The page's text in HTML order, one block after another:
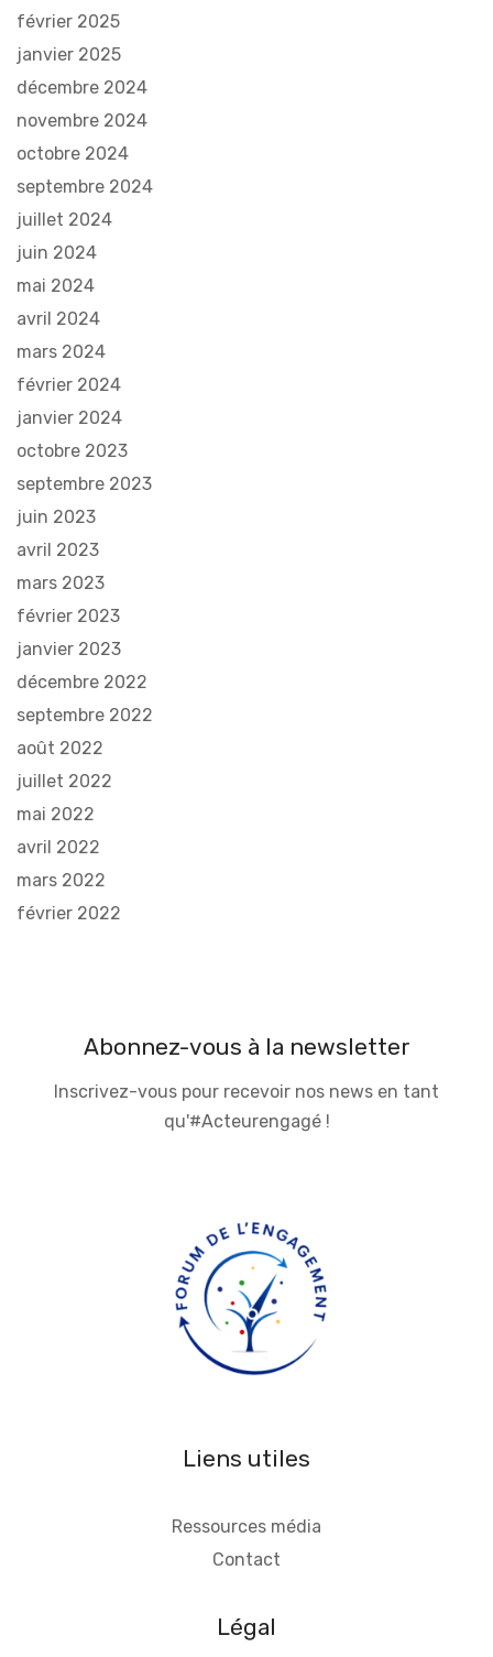
février 2025
janvier 2025
décembre 2024
novembre 2024
octobre 2024
septembre 2024
juillet 2024
juin 2024
mai 2024
avril 2024
mars 2024
février 2024
janvier 2024
octobre 2023
septembre 2023
juin 2023
avril 2023
mars 2023
février 2023
janvier 2023
décembre 2022
septembre 2022
août 2022
juillet 2022
mai 2022
avril 2022
mars 2022
février 2022
Abonnez-vous à la newsletter
Inscrivez-vous pour recevoir nos news en tant
qu'#Acteurengagé !
Liens utiles
Ressources média
Contact
Légal